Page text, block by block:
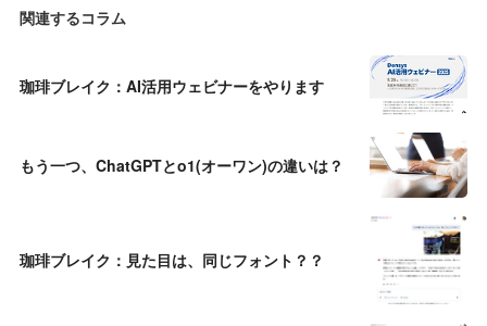
関連するコラム
珈琲ブレイク：AI活用ウェビナーをやります
もう一つ、ChatGPTとo1(オーワン)の違いは？
珈琲ブレイク：見た目は、同じフォント？？